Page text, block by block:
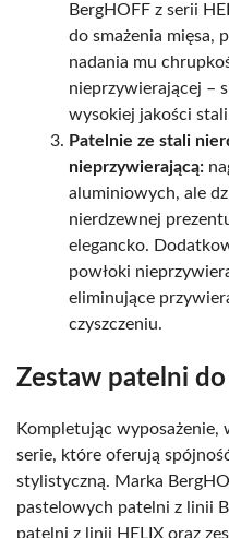
BergHOFF z serii
do smażenia mięsa,
nadania mu
nieprzywierającej –
wysokiej jakości
Patelnie ze stali
nieprzywierającą:
aluminiowych, ale
nierdzewnej
elegancko.
powłoki
eliminujące
czyszczeniu.
Zestaw patelni
Kompletując
serie, które oferują
stylistyczną. Marka
pastelowych patelni z linii
patelni z linii HELIX oraz